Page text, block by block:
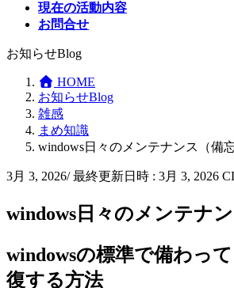
現在の活動内容
お問合せ
お知らせBlog
HOME
お知らせBlog
雑感
まめ知識
windows日々のメンテナンス（備忘
3月 3, 2026/ 最終更新日時 : 3月 3, 2026
windows日々のメンテナン
windowsの標準で備わっ
復する方法